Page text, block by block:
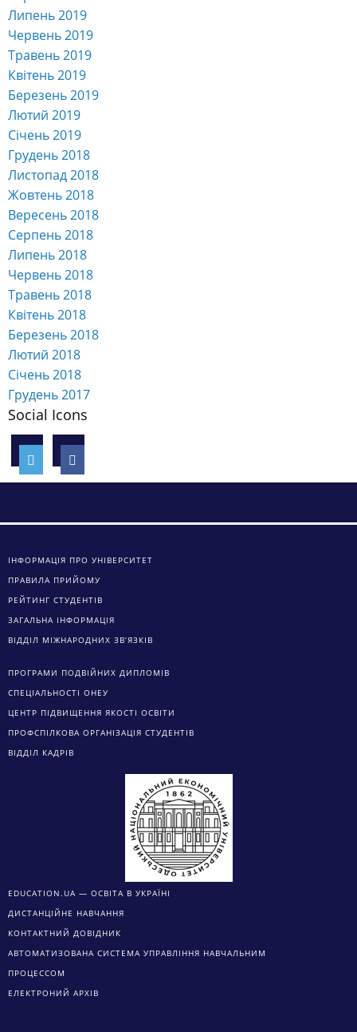
Липень 2019
Червень 2019
Травень 2019
Квітень 2019
Березень 2019
Лютий 2019
Січень 2019
Грудень 2018
Листопад 2018
Жовтень 2018
Вересень 2018
Серпень 2018
Липень 2018
Червень 2018
Травень 2018
Квітень 2018
Березень 2018
Лютий 2018
Січень 2018
Грудень 2017
Social Icons
ІНФОРМАЦІЯ ПРО УНІВЕРСИТЕТ
ПРАВИЛА ПРИЙОМУ
РЕЙТИНГ СТУДЕНТІВ
ЗАГАЛЬНА ІНФОРМАЦІЯ
ВІДДІЛ МІЖНАРОДНИХ ЗВ’ЯЗКІВ
ПРОГРАМИ ПОДВІЙНИХ ДИПЛОМІВ
СПЕЦІАЛЬНОСТІ ОНЕУ
ЦЕНТР ПІДВИЩЕННЯ ЯКОСТІ ОСВІТИ
ПРОФСПІЛКОВА ОРГАНІЗАЦІЯ СТУДЕНТІВ
ВІДДІЛ КАДРІВ
EDUCATION.UA — ОСВІТА В УКРАЇНІ
ДИСТАНЦІЙНЕ НАВЧАННЯ
КОНТАКТНИЙ ДОВІДНИК
АВТОМАТИЗОВАНА СИСТЕМА УПРАВЛІННЯ НАВЧАЛЬНИМ
ПРОЦЕССОМ
ЕЛЕКТРОНИЙ АРХІВ